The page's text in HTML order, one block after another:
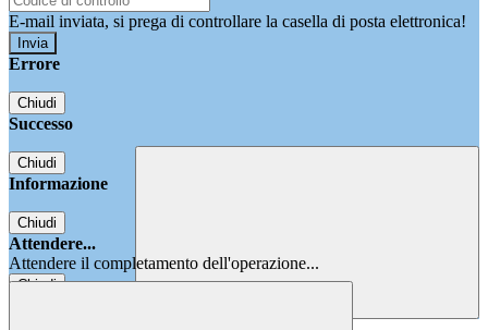
E-mail inviata, si prega di controllare la casella di posta elettronica!
Errore
Chiudi
Successo
Chiudi
Informazione
Chiudi
Attendere...
Attendere il completamento dell'operazione...
Chiudi